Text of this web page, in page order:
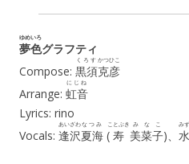
夢色
ゆめいろ
グラフティ
Compose: 黒須
くろす
克彦
かつひこ
Arrange: 虹音
にじね
Lyrics: rino
Vocals: 逢沢
あいざわ
夏海
なつみ
( 寿
ことぶき
美菜子
みなこ
)、
み